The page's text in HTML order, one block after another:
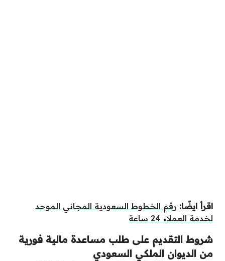
اقرأ ايضًا: رقم الخطوط السعودية المجاني الموحد
لخدمة العملاء 24 ساعة
شروط التقديم على طلب مساعدة مالية فورية
من الديوان الملكي السعودي